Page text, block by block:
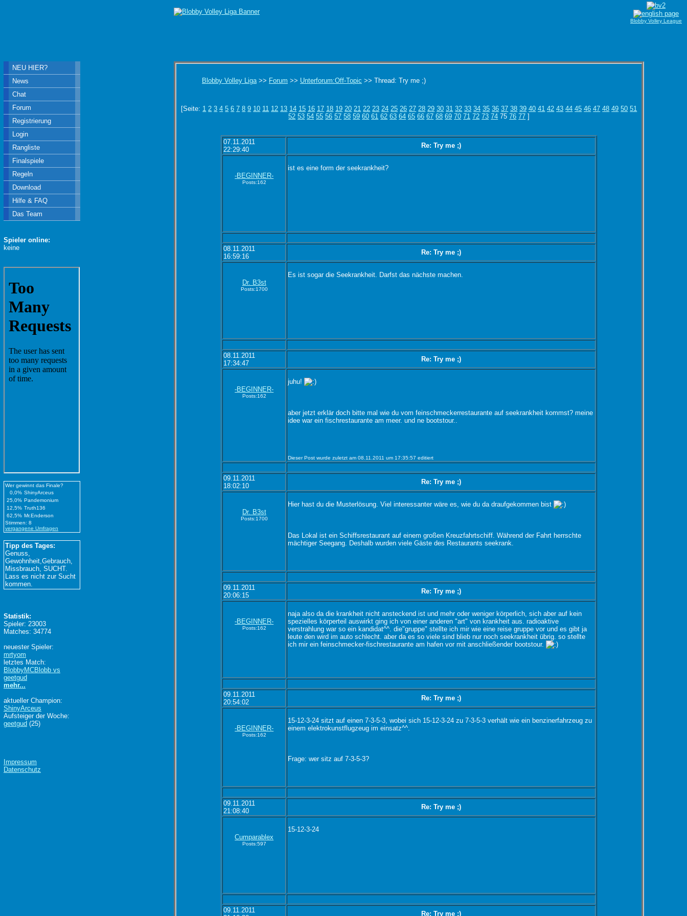
Blobby Volley Liga>> Forum >> Unterforum:Off-Topic >> Thread: Try me ;)
[Seite: 1 2 3 4 5 6 7 8 9 10 11 12 13 14 15 16 17 18 19 20 21 22 23 24 25 26 27 28 29 30 31 32 33 34 35 36 37 38 39 40 41 42 43 44 45 46 47 48 49 50 51
52 53 54 55 56 57 58 59 60 61 62 63 64 65 66 67 68 69 70 71 72 73 74 7576 77 ]
07.11.2011
22:29:40
Re: Try me ;)
-BEGINNER-
Posts:162
ist es eine form der seekrankheit?
08.11.2011
16:59:16
Re: Try me ;)
Dr. B3st
Posts:1700
Es ist sogar die Seekrankheit. Darfst das nächste machen.
08.11.2011
17:34:47
Re: Try me ;)
-BEGINNER-
Posts:162
juhu!
aber jetzt erklär doch bitte mal wie du vom feinschmeckerrestaurante auf seekrankheit kommst? meine
idee war ein fischrestaurante am meer. und ne bootstour..
Dieser Post wurde zuletzt am 08.11.2011 um 17:35:57 editiert
09.11.2011
18:02:10
Re: Try me ;)
Dr. B3st
Posts:1700
Hier hast du die Musterlösung. Viel interessanter wäre es, wie du da draufgekommen bist
Das Lokal ist ein Schiffsrestaurant auf einem großen Kreuzfahrtschiff. Während der Fahrt herrschte
mächtiger Seegang. Deshalb wurden viele Gäste des Restaurants seekrank.
09.11.2011
20:06:15
Re: Try me ;)
-BEGINNER-
Posts:162
naja also da die krankheit nicht ansteckend ist und mehr oder weniger körperlich, sich aber auf kein
spezielles körperteil auswirkt ging ich von einer anderen "art" von krankheit aus. radioaktive
verstrahlung war so ein kandidat^^. die"gruppe" stellte ich mir wie eine reise gruppe vor und es gibt ja
leute den wird im auto schlecht. aber da es so viele sind blieb nur noch seekrankheit übrig. so stellte
ich mir ein feinschmecker-fischrestaurante am hafen vor mit anschließender bootstour.
09.11.2011
20:54:02
Re: Try me ;)
-BEGINNER-
Posts:162
15-12-3-24 sitzt auf einen 7-3-5-3, wobei sich 15-12-3-24 zu 7-3-5-3 verhält wie ein benzinerfahrzeug zu
einem elektrokunstflugzeug im einsatz^^.
Frage: wer sitz auf 7-3-5-3?
09.11.2011
21:08:40
Re: Try me ;)
Cumparablex
Posts:597
15-12-3-24
09.11.2011
Re: Try me ;)
Blobby Volley League
NEU HIER?
News
Chat
Forum
Registrierung
Login
Rangliste
Finalspiele
Regeln
Download
Hilfe & FAQ
Das Team
Spieler online:
keine
Wer gewinnt das Finale?
0,0% ShinyArceus
25,0% Pandemonium
12,5% Truth136
62,5% Mr.Enderson
Stimmen: 8
vergangene Umfragen
Tipp des Tages:
Genuss,
Gewohnheit,Gebrauch,
Missbrauch, SUCHT.
Lass es nicht zur Sucht
kommen.
Statistik:
Spieler: 23003
Matches: 34774
neuester Spieler:
mrtyom
letztes Match:
BlobbyMCBlobb vs
geetgud
mehr...
aktueller Champion:
ShinyArceus
Aufsteiger der Woche:
geetgud (25)
Impressum
Datenschutz